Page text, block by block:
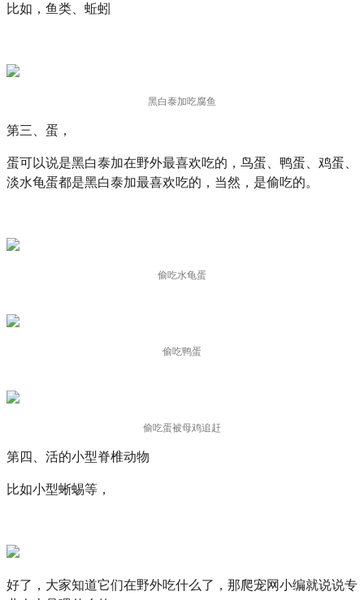
比如，鱼类、蚯蚓
黑白泰加吃腐鱼
第三、蛋，
蛋可以说是黑白泰加在野外最喜欢吃的，鸟蛋、鸭蛋、鸡蛋、
淡水龟蛋都是黑白泰加最喜欢吃的，当然，是偷吃的。
偷吃水龟蛋
偷吃鸭蛋
偷吃蛋被母鸡追赶
第四、活的小型脊椎动物
比如小型蜥蜴等，
好了，大家知道它们在野外吃什么了，那爬宠网小编就说说专